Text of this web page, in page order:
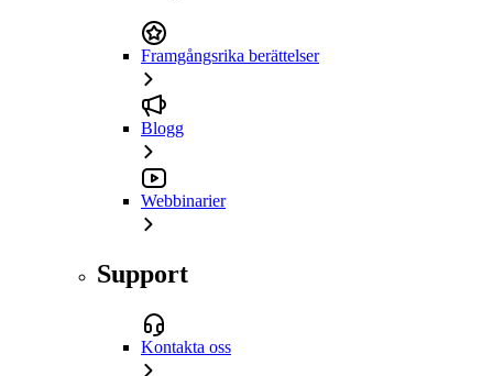
Framgångsrika berättelser
Blogg
Webbinarier
Support
Kontakta oss